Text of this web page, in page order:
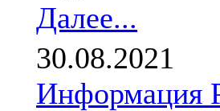
Далее...
30.08.2021
Информация